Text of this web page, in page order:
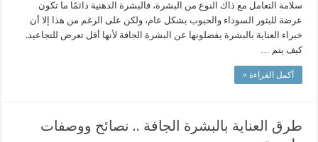
سلامة التعامل مع ذاك النوع من البشرة، فالبشرة الدهنية دائمًا ما تكون
عرضة للبثور السوداء والحبوب بشكل عام، ولكن على الرغم من هذا إلا أن
خبراء العناية بالبشرة يفضلونها عن البشرة الجافة لأنها أقل تعرض للتجاعيد.
كيف يتم …
أكمل القراءة »
طرق العناية بالبشرة الجافة .. نصائح ووصفات